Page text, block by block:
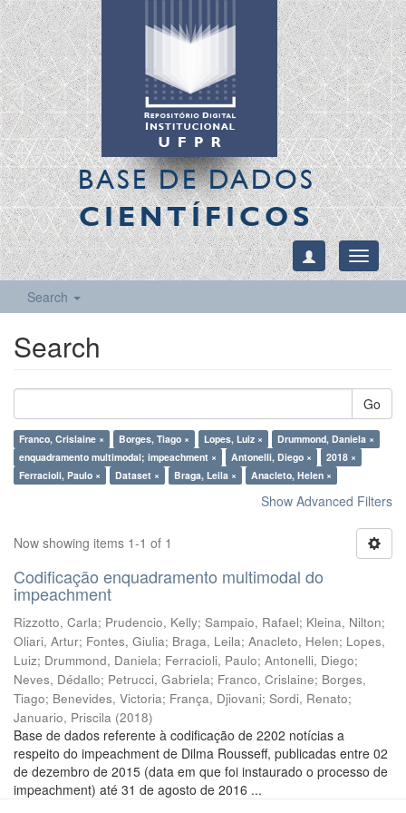
BASE DE DADOS
CIENTÍFICOS
Toggle
Search
Search
Go
Franco, Crislaine × Borges, Tiago × Lopes, Luiz ×
Drummond, Daniela ×
enquadramento multimodal; impeachment ×
Antonelli, Diego ×
2018 ×
Ferracioli, Paulo ×
Dataset × Braga, Leila × Anacleto, Helen ×
Show Advanced Filters
Now showing items 1-1 of 1
Codificação enquadramento multimodal do
impeachment
Rizzotto, Carla; Prudencio, Kelly; Sampaio, Rafael; Kleina, Nilton;
Oliari, Artur; Fontes, Giulia; Braga, Leila; Anacleto, Helen; Lopes,
Luiz; Drummond, Daniela; Ferracioli, Paulo; Antonelli, Diego;
Neves, Dédallo; Petrucci, Gabriela; Franco, Crislaine; Borges,
Tiago; Benevides, Victoria; França, Djiovani; Sordi, Renato;
Januario, Priscila (2018)
Base de dados referente à codificação de 2202 notícias a
respeito do impeachment de Dilma Rousseff, publicadas entre 02
de dezembro de 2015 (data em que foi instaurado o processo de
impeachment) até 31 de agosto de 2016 ...